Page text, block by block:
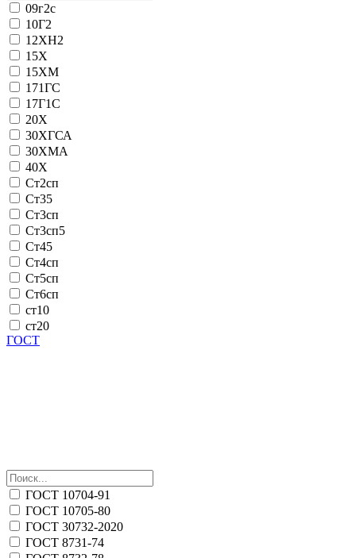
09г2с
10Г2
12ХН2
15Х
15ХМ
171ГС
17Г1С
20Х
30ХГСА
30ХМА
40Х
Ст2сп
Ст35
Ст3сп
Ст3сп5
Ст45
Ст4сп
Ст5сп
Ст6сп
ст10
ст20
ГОСТ
ГОСТ 10704-91
ГОСТ 10705-80
ГОСТ 30732-2020
ГОСТ 8731-74